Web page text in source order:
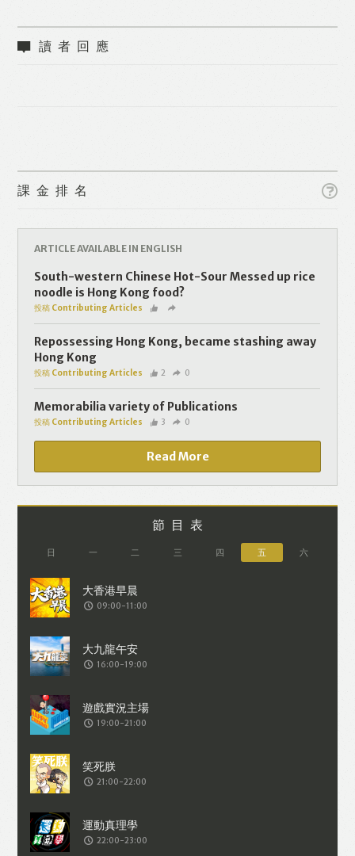
WhatsApp Email
讀者回應
課金排名
ARTICLE AVAILABLE IN ENGLISH
South-western Chinese Hot-Sour Messed up rice
noodle is Hong Kong food?
投稿 Contributing Articles
Repossessing Hong Kong, became stashing away
Hong Kong
投稿 Contributing Articles 2 0
Memorabilia variety of Publications
投稿 Contributing Articles 3 0
Read More
節目表
日 一 二 三 四 五 六
09:00-11:00
16:00-19:00
19:00-21:00
21:00-22:00
22:00-23:00